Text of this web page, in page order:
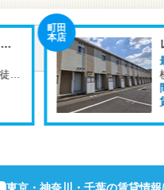
レオパレスプランドールK
南武線 『浜川崎駅』 徒歩
分
町田
本店